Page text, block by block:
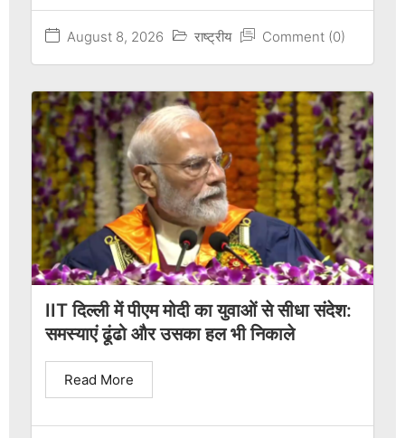
August 8, 2026 राष्ट्रीय Comment (0)
IIT दिल्ली में पीएम मोदी का युवाओं से सीधा संदेश:
समस्याएं ढूंढो और उसका हल भी निकाले
Read More